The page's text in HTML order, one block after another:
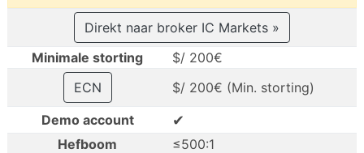
Direkt naar broker IC Markets »
Minimale storting
$/ 200€
ECN
$/ 200€ (Min. storting)
Demo account
✔
Hefboom
≤500:1